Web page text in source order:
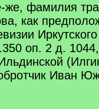
же, фамилия
как
оп. 2 д. 1044,
Иван